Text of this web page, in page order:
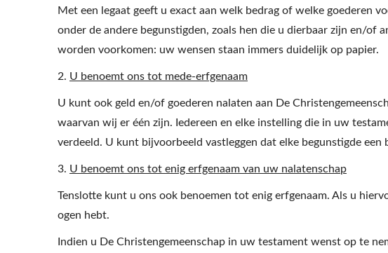
Met een legaat geeft u exact aan welk bedrag of welke goederen
onder de andere begunstigden, zoals hen die u dierbaar zijn en/of
worden voorkomen: uw wensen staan immers duidelijk op papier.
2. U benoemt ons tot mede-erfgenaam
U kunt ook geld en/of goederen nalaten aan De
waarvan wij er één zijn. Iedereen en elke instelling die in uw
verdeeld. U kunt bijvoorbeeld vastleggen dat elke begunstigde een
3. U benoemt ons tot enig erfgenaam van uw nalatenschap
Tenslotte kunt u ons ook benoemen tot enig erfgenaam. Als u
ogen hebt.
Indien u De Christengemeenschap in uw testament wenst op te